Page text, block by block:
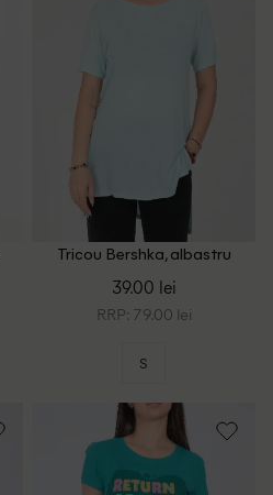
Tricou Bershka, albastru
39.00 lei
RRP: 79.00 lei
S